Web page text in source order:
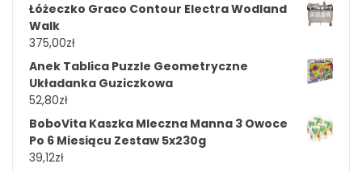
Łóżeczko Graco Contour Electra Wodland
Walk
375,00zł
Anek Tablica Puzzle Geometryczne
Układanka Guziczkowa
52,80zł
BoboVita Kaszka Mleczna Manna 3 Owoce
Po 6 Miesiącu Zestaw 5x230g
39,12zł